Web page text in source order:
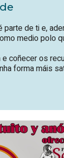
parte de ti e,
medio polo
coñecer os
forma máis